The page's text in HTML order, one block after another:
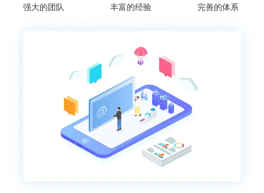
强大的团队 丰富的经验 完善的体系